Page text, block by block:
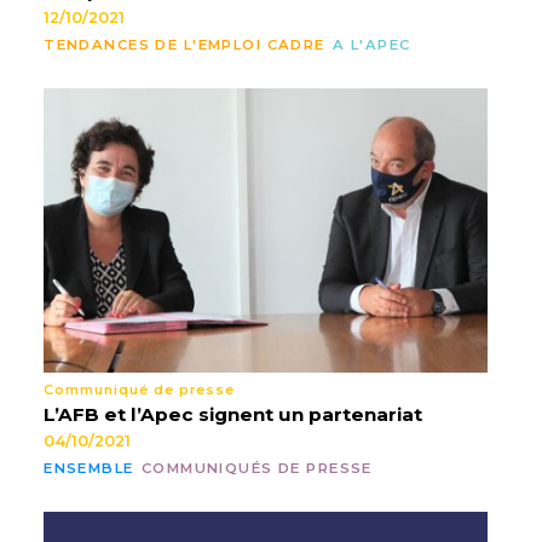
12/10/2021
TENDANCES DE L'EMPLOI CADRE A L'APEC
Communiqué de presse
L’AFB et l’Apec signent un partenariat
04/10/2021
ENSEMBLE COMMUNIQUÉS DE PRESSE